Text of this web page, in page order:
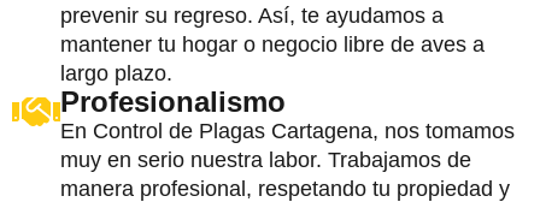
prevenir su regreso. Así, te ayudamos a
mantener tu hogar o negocio libre de aves a
largo plazo.
Profesionalismo
En Control de Plagas Cartagena, nos tomamos
muy en serio nuestra labor. Trabajamos de
manera profesional, respetando tu propiedad y